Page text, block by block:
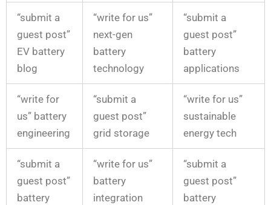
“submit a
guest post”
EV battery
blog
“write for us”
next-gen
battery
technology
“submit a
guest post”
battery
applications
“write for
us” battery
engineering
“submit a
guest post”
grid storage
“write for us”
sustainable
energy tech
“submit a
guest post”
battery
“write for us”
battery
integration
“submit a
guest post”
battery